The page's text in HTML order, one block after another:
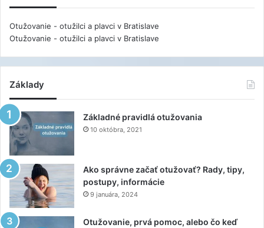
Otužovanie - otužilci a plavci v Bratislave
Otužovanie - otužilci a plavci v Bratislave
Základy
Základné pravidlá otužovania
10 októbra, 2021
Ako správne začať otužovať? Rady, tipy,
postupy, informácie
9 januára, 2024
Otužovanie, prvá pomoc, alebo čo keď